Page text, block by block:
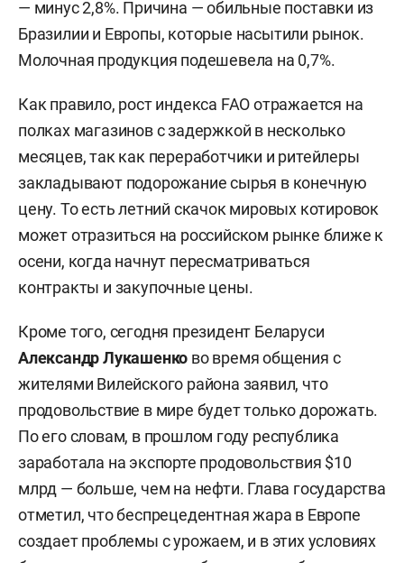
— минус 2,8%. Причина — обильные поставки из
Бразилии и Европы, которые насытили рынок.
Молочная продукция подешевела на 0,7%.
Как правило, рост индекса FAO отражается на
полках магазинов с задержкой в несколько
месяцев, так как переработчики и ритейлеры
закладывают подорожание сырья в конечную
цену. То есть летний скачок мировых котировок
может отразиться на российском рынке ближе к
осени, когда начнут пересматриваться
контракты и закупочные цены.
Кроме того, сегодня президент Беларуси
Александр Лукашенко во время общения с
жителями Вилейского района заявил, что
продовольствие в мире будет только дорожать.
По его словам, в прошлом году республика
заработала на экспорте продовольствия $10
млрд — больше, чем на нефти. Глава государства
отметил, что беспрецедентная жара в Европе
создает проблемы с урожаем, и в этих условиях